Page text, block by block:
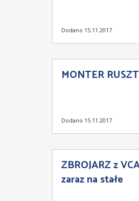
Dodano 15.11.2017
MONTER
Dodano 15.11.2017
ZBROJARZ z
zaraz na stałe